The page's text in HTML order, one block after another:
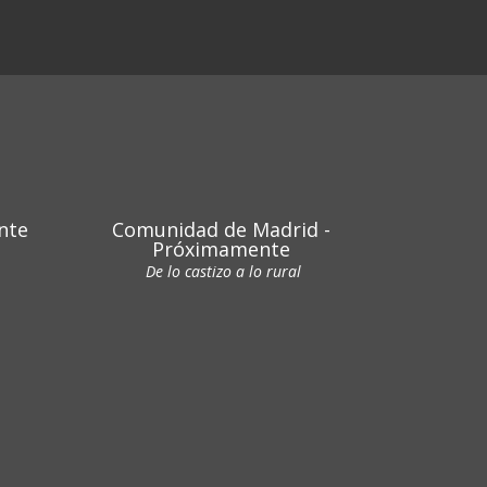
Comunidad de Madrid -
Próximamente
De lo castizo a lo rural